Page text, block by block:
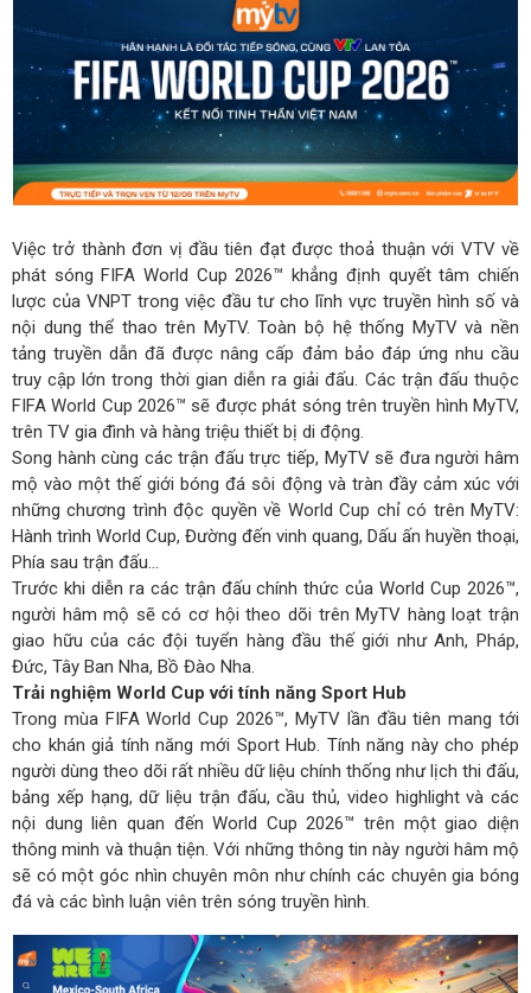
Việc trở thành đơn vị đầu tiên đạt được thoả thuận với VTV về
phát sóng FIFA World Cup 2026™ khẳng định quyết tâm chiến
lược của VNPT trong việc đầu tư cho lĩnh vực truyền hình số và
nội dung thể thao trên MyTV. Toàn bộ hệ thống MyTV và nền
tảng truyền dẫn đã được nâng cấp đảm bảo đáp ứng nhu cầu
truy cập lớn trong thời gian diễn ra giải đấu. Các trận đấu thuộc
FIFA World Cup 2026™ sẽ được phát sóng trên truyền hình MyTV,
trên TV gia đình và hàng triệu thiết bị di động.
Song hành cùng các trận đấu trực tiếp, MyTV sẽ đưa người hâm
mộ vào một thế giới bóng đá sôi động và tràn đầy cảm xúc với
những chương trình độc quyền về World Cup chỉ có trên MyTV:
Hành trình World Cup, Đường đến vinh quang, Dấu ấn huyền thoại,
Phía sau trận đấu…
Trước khi diễn ra các trận đấu chính thức của World Cup 2026™,
người hâm mộ sẽ có cơ hội theo dõi trên MyTV hàng loạt trận
giao hữu của các đội tuyển hàng đầu thế giới như Anh, Pháp,
Đức, Tây Ban Nha, Bồ Đào Nha.
Trải nghiệm World Cup với tính năng Sport Hub
Trong mùa FIFA World Cup 2026™, MyTV lần đầu tiên mang tới
cho khán giả tính năng mới Sport Hub. Tính năng này cho phép
người dùng theo dõi rất nhiều dữ liệu chính thống như lịch thi đấu,
bảng xếp hạng, dữ liệu trận đấu, cầu thủ, video highlight và các
nội dung liên quan đến World Cup 2026™ trên một giao diện
thông minh và thuận tiện. Với những thông tin này người hâm mộ
sẽ có một góc nhìn chuyên môn như chính các chuyên gia bóng
đá và các bình luận viên trên sóng truyền hình.